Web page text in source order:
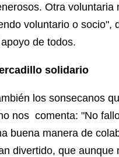
Otra voluntaria
voluntario o socio",
de todos.
solidario
los sonsecanos
nos comenta: "No
buena manera de
divertido, que aunque